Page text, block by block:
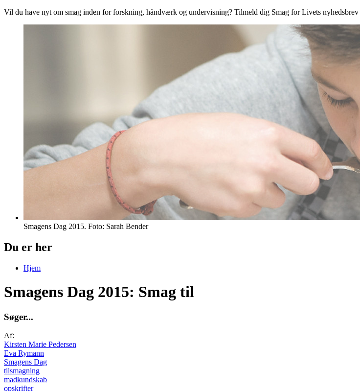
Vil du have nyt om smag inden for forskning, håndværk og undervisning? Tilmeld dig Smag for Livets nyhedsbrev
Smagens Dag 2015. Foto: Sarah Bender
Du er her
Hjem
Smagens Dag 2015: Smag til
Søger...
Af:
Kirsten Marie Pedersen
Eva Rymann
Smagens Dag
tilsmagning
madkundskab
opskrifter